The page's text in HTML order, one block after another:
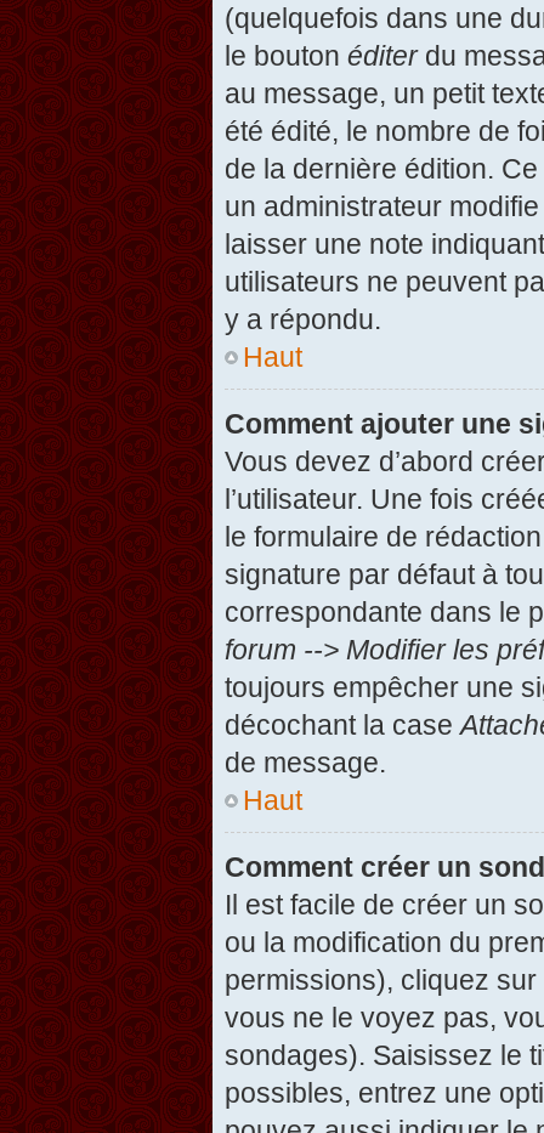
(quelquefois dans une
le bouton éditerdu
au message, un petit
été édité, le nombre de
de la dernière édition.
un administrateur
laisser une note
utilisateurs ne peuvent
y a répondu.
Haut
Comment ajouter une
Vous devez d’abord
l’utilisateur. Une fois
le formulaire de
signature par défaut à
correspondante dans le
forum --> Modifier les
toujours empêcher une
décochant la case
de message.
Haut
Comment créer un
Il est facile de créer un
ou la modification du
permissions), cliquez sur
vous ne le voyez pas,
sondages). Saisissez le
possibles, entrez une